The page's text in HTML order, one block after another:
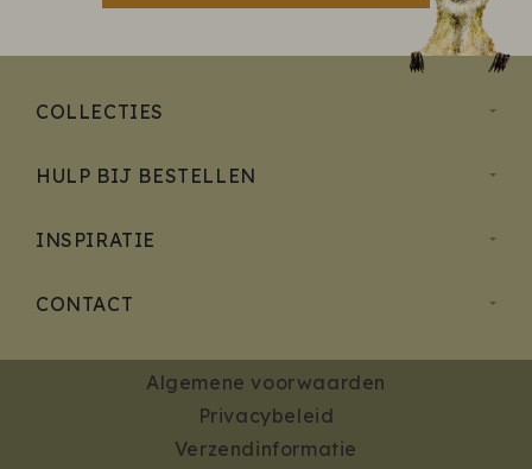
COLLECTIES
HULP BIJ BESTELLEN
INSPIRATIE
CONTACT
Algemene voorwaarden
Privacybeleid
Verzendinformatie